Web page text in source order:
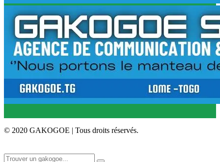
© 2020 GAKOGOE | Tous droits réservés.